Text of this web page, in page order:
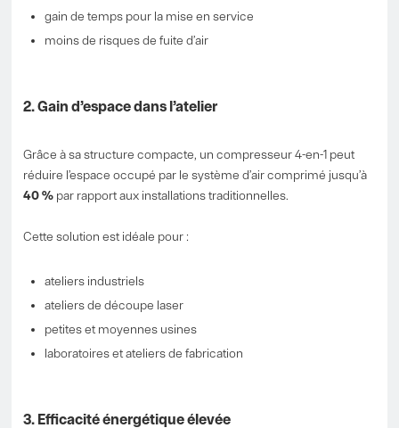
gain de temps pour la mise en service
moins de risques de fuite d’air
2. Gain d’espace dans l’atelier
Grâce à sa structure compacte, un compresseur 4-en-1 peut
réduire l’espace occupé par le système d’air comprimé jusqu’à
40 % par rapport aux installations traditionnelles.
Cette solution est idéale pour :
ateliers industriels
ateliers de découpe laser
petites et moyennes usines
laboratoires et ateliers de fabrication
3. Efficacité énergétique élevée